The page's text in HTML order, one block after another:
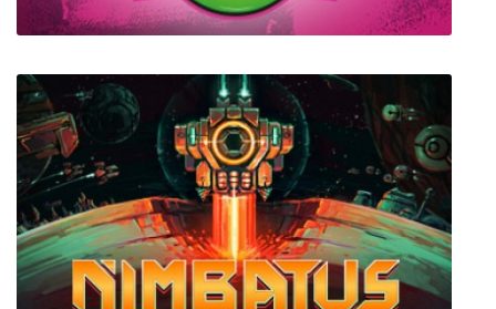
Battletoads